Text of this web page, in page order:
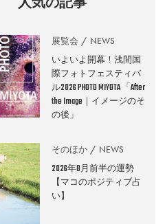
展覧会 NEWS
いよいよ開幕！浅間国
際フォトフェスティバ
ル2026 PHOTO MIYOTA 「After
the Image｜イメージのそ
の後」
そのほか NEWS
2026年8月前半の運勢
【マコのポジティブ占
い】